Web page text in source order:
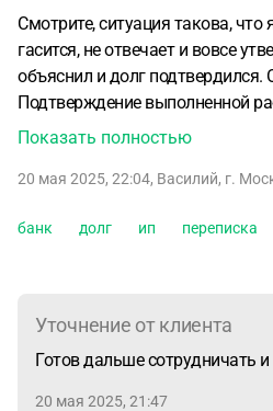
Смотрите, ситуация такова,
гасится, не отвечает и вовсе
объяснил и долг подтвердился.
Подтверждение выполненной
объем, сроки. Есть
Показать полностью
20 мая 2025, 22:04, Василий, г.
банк долг ип переписка
Уточнение от клиента
Готов дальше сотрудничать
20 мая 2025, 21:47